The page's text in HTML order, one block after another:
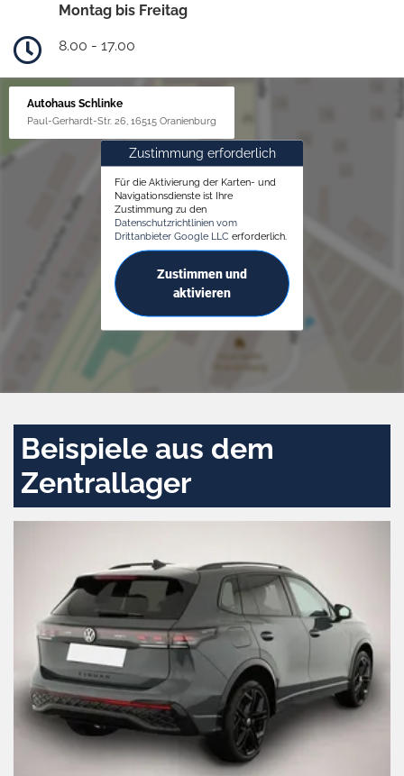
Montag bis Freitag
8.00 - 17.00
Autohaus Schlinke
Paul-Gerhardt-Str. 26, 16515 Oranienburg
Zustimmung erforderlich
Für die Aktivierung der Karten- und
Navigationsdienste ist Ihre
Zustimmung zu den
Datenschutzrichtlinien vom
Drittanbieter Google LLC erforderlich.
Zustimmen und
aktivieren
Beispiele aus dem
Zentrallager